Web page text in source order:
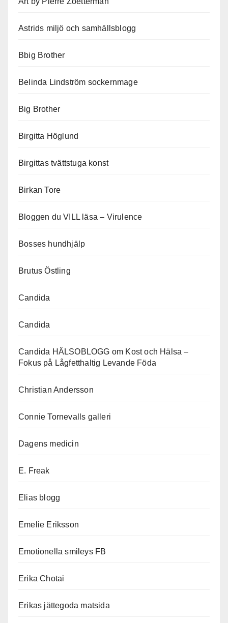
Astrids miljö och samhällsblogg
Bbig Brother
Belinda Lindström sockernmage
Big Brother
Birgitta Höglund
Birgittas tvättstuga konst
Birkan Tore
Bloggen du VILL läsa – Virulence
Bosses hundhjälp
Brutus Östling
Candida
Candida
Candida HÄLSOBLOGG om Kost och Hälsa –
Fokus på Lågfetthaltig Levande Föda
Christian Andersson
Connie Tornevalls galleri
Dagens medicin
E. Freak
Elias blogg
Emelie Eriksson
Emotionella smileys FB
Erika Chotai
Erikas jättegoda matsida